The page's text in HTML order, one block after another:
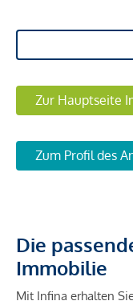
Zur Hauptseite
Zum Profil des
Die
Immobilie
Mit Infina erhalten